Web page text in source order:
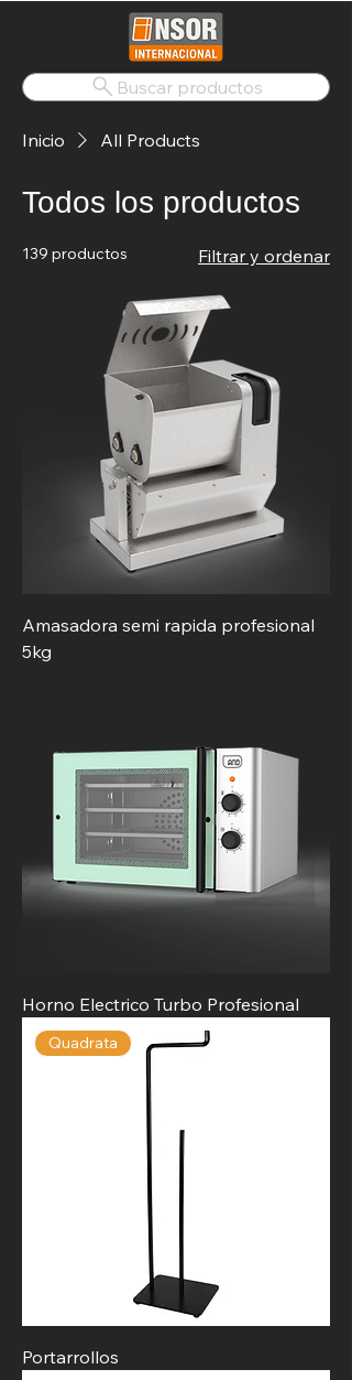
Buscar productos
Inicio All Products
Todos los productos
139 productos Filtrar y ordenar
Amasadora semi rapida profesional
5kg
Horno Electrico Turbo Profesional
Quadrata
Portarrollos